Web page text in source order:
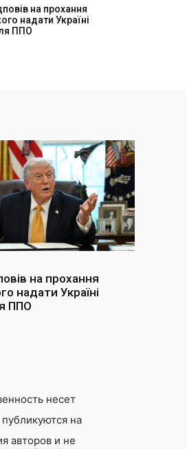
на прохання
надати Україні
ППО
на прохання
надати Україні
ППО
несет
на
авторов и не